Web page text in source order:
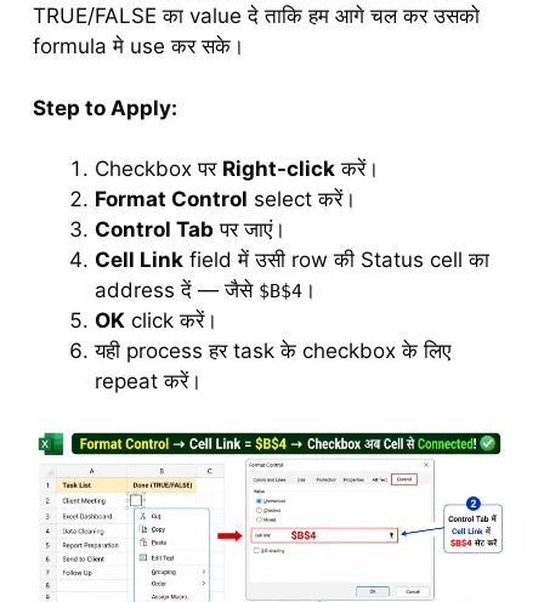
TRUE/FALSE का value दे ताकि हम आगे चल कर उसको
formula मे use कर सके।
Step to Apply:
Checkbox पर Right-click करें।
Format Control select करें।
Control Tab पर जाएं।
Cell Link field में उसी row की Status cell का
address दें — जैसे $B$4 ।
OK click करें।
यही process हर task के checkbox के लिए
repeat करें।